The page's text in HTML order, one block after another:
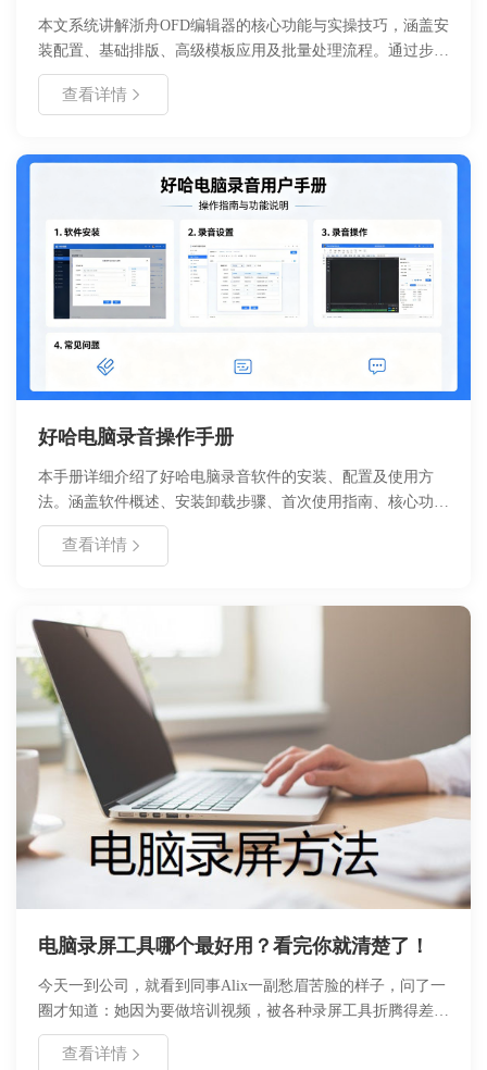
本文系统讲解浙舟OFD编辑器的核心功能与实操技巧，涵盖安
装配置、基础排版、高级模板应用及批量处理流程。通过步骤
拆解与参数说明，帮助用户快速掌握OFD标准版式文件的创
建、编辑与输出方法，适用于政务公文、企业合同、学术出版
率30%以上。
查看详情
好哈电脑录音操作手册
本手册详细介绍了好哈电脑录音软件的安装、配置及使用方
法。涵盖软件概述、安装卸载步骤、首次使用指南、核心功能
说明、详细操作教程以及常见问题解决方案。旨在帮助用户快
速掌握录音技巧，实现高质量音频录制。适用于会议记录、网
查看详情
电脑录屏工具哪个最好用？看完你就清楚了！
今天一到公司，就看到同事Alix一副愁眉苦脸的样子，问了一
圈才知道：她因为要做培训视频，被各种录屏工具折腾得差点
把电脑给砸了。想想也是，对于她这种电脑小白，百度搜了各
种录屏方法，下载了一大堆录屏工具，结果愣是没一个用得顺
查看详情